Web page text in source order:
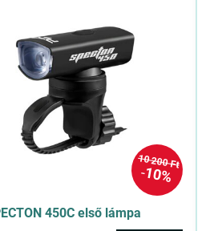
10 200 Ft
10%
450C első lámpa